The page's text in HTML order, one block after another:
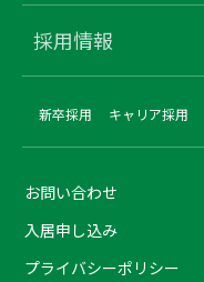
採用情報
新卒採用 キャリア採用
お問い合わせ
入居申し込み
プライバシーポリシー